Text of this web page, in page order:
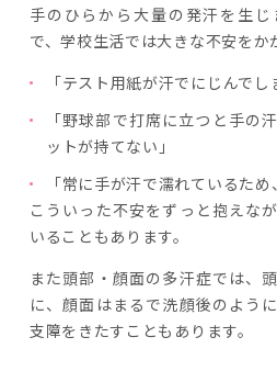
手のひらから大量の発汗を生じ
で、学校生活では大きな不安をか
「テスト用紙が汗でにじんでし
「野球部で打席に立つと手の
ットが持てない」
「常に手が汗で濡れているため
こういった不安をずっと抱えな
いることもあります。
また頭部・顔面の多汗症では、
に、顔面はまるで洗顔後のよう
支障をきたすこともあります。